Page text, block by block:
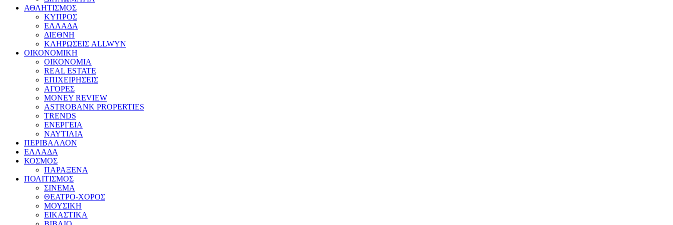
ΑΘΛΗΤΙΣΜΟΣ
ΚΥΠΡΟΣ
ΕΛΛΑΔΑ
ΔΙΕΘΝΗ
ΚΛΗΡΩΣΕΙΣ ALLWYN
ΟΙΚΟΝΟΜΙΚΗ
ΟΙΚΟΝΟΜΙΑ
REAL ESTATE
ΕΠΙΧΕΙΡΗΣΕΙΣ
ΑΓΟΡΕΣ
MONEY REVIEW
ASTROBANK PROPERTIES
TRENDS
ΕΝΕΡΓΕΙΑ
ΝΑΥΤΙΛΙΑ
ΠΕΡΙΒΑΛΛΟΝ
ΕΛΛΑΔΑ
ΚΟΣΜΟΣ
ΠΑΡΑΞΕΝΑ
ΠΟΛΙΤΙΣΜΟΣ
ΣΙΝΕΜΑ
ΘΕΑΤΡΟ-ΧΟΡΟΣ
ΜΟΥΣΙΚΗ
ΕΙΚΑΣΤΙΚΑ